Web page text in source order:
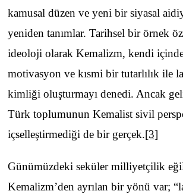
kamusal düzen ve yeni bir siyasal
yeniden tanımlar. Tarihsel bir örnek
ideoloji olarak Kemalizm, kendi
motivasyon ve kısmi bir tutarlılık ile
kimliği oluşturmayı denedi. Ancak
Türk toplumunun Kemalist sivil
içselleştirmediği de bir gerçek.[3]
Günümüzdeki seküler milliyetçilik
Kemalizm’den ayrılan bir yönü var;